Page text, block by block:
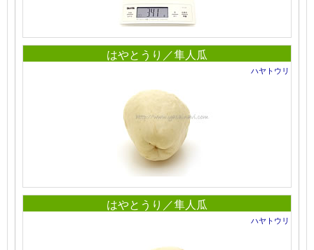
はやとうり／隼人瓜
ハヤトウリ
はやとうり／隼人瓜
ハヤトウリ